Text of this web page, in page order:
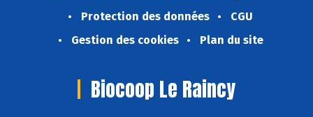
Protection des données
CGU
Gestion des cookies
Plan du site
Biocoop Le Raincy